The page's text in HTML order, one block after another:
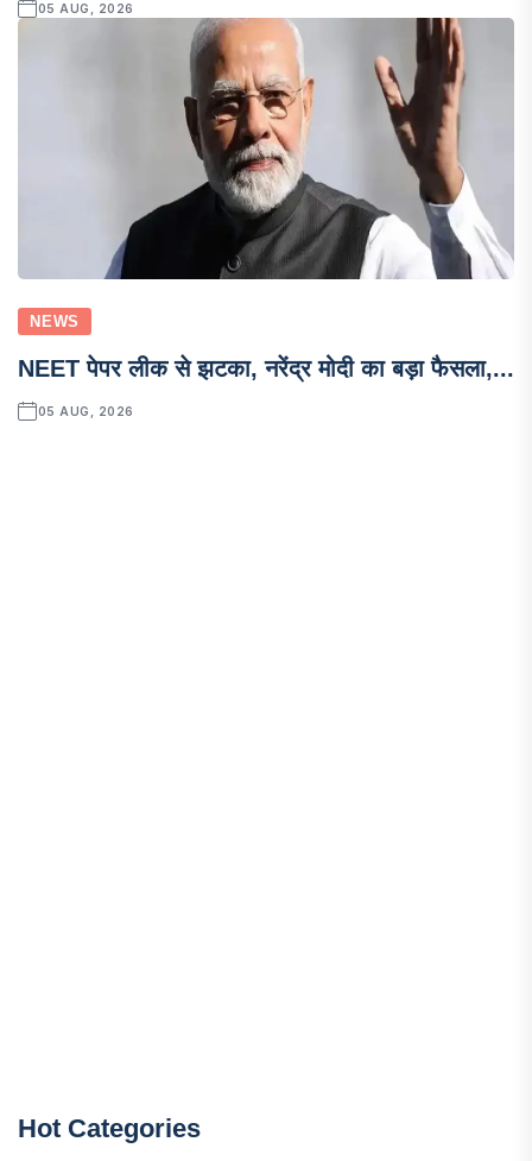
05 AUG, 2026
NEWS
NEET पेपर लीक से झटका, नरेंद्र मोदी का बड़ा फैसला,...
05 AUG, 2026
Hot Categories